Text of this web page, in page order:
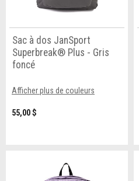
Sac à dos JanSport
Superbreak® Plus - Gris
foncé
Afficher plus de couleurs
55,00 $